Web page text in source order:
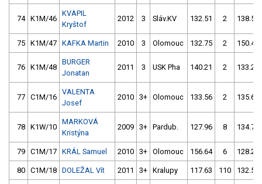
74 K1M/46
KVAPIL
Kryštof
2012 3 Sláv.KV 132.51 2 138.58
75 K1M/47 KAFKA Martin 2010 3 Olomouc 132.75 2 150.48
76 K1M/48
BURGER
Jonatan
2011 3 USK Pha 140.21 2 133.27
77 C1M/16
VALENTA
Josef
2010 3+ Olomouc 133.56 2 135.61
78 K1W/10
MARKOVÁ
Kristýna
2009 3+ Pardub. 127.96 8 134.70
79 C1M/17 KRÁL Samuel 2010 3+ Olomouc 156.64 6 128.28
80 C1M/18 DOLEŽAL Vít 2011 3+ Kralupy 117.63 110 132.50